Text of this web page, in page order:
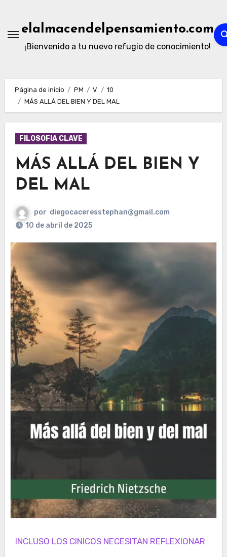
contenidoelalmacendelpensamiento.com
¡Bienvenido a tu nuevo refugio de conocimiento!
Página de inicio PM V
10
MÁS ALLÁ DEL BIEN Y DEL MAL
FILOSOFIA CLAVE
MÁS ALLÁ DEL BIEN Y
DEL MAL
por diegocaceresstephan@gmail.com
10 de abril de 2025
INCLUSO LOS CINICOS NECESITAN REFLEXIONAR